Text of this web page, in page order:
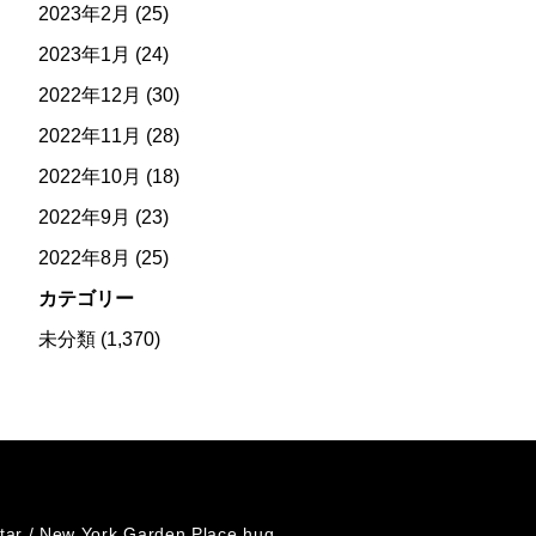
2023年2月 (25)
2023年1月 (24)
2022年12月 (30)
2022年11月 (28)
2022年10月 (18)
2022年9月 (23)
2022年8月 (25)
カテゴリー
未分類(1,370)